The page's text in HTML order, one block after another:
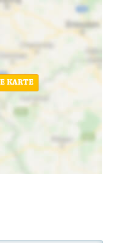
KARTE